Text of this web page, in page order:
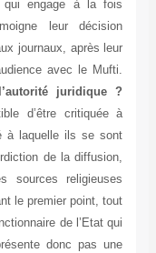
qui engage à la fois
leur décision
journaux, après leur
avec le Mufti.
juridique ?
d’être critiquée à
à laquelle ils se sont
de la diffusion,
sources religieuses
le premier point, tout
de l’Etat qui
donc pas une